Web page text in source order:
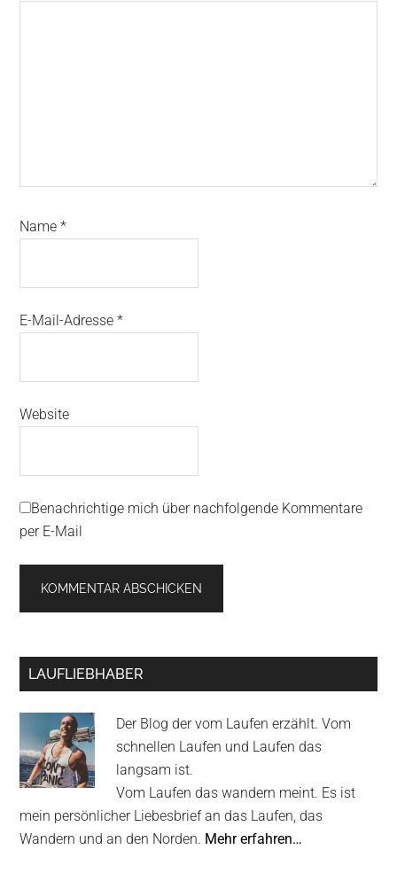
Name*
E-Mail-Adresse*
Website
Benachrichtige mich über nachfolgende Kommentare
per E-Mail
Primary
LAUFLIEBHABER
Der Blog der vom Laufen erzählt. Vom
schnellen Laufen und Laufen das
langsam ist.
Vom Laufen das wandern meint. Es ist
mein persönlicher Liebesbrief an das Laufen, das
Wandern und an den Norden. Mehr erfahren…